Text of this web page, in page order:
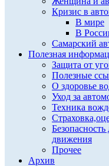
Кризис в
В мире
В
Самарский
Полезная
Защита от
Полезные
О здоровье
Уход за
Техника
движения
Прочее
Архив